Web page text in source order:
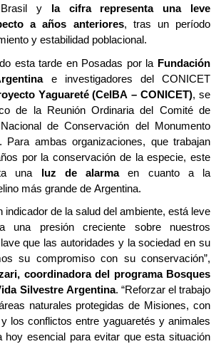
y la cifra representa una leve
a años anteriores, tras un período
y estabilidad poblacional.
esta tarde en Posadas por la Fundación
e investigadores del CONICET
Yaguareté (CeIBA – CONICET), se
de la
Reunión Ordinaria del Comité de
de Conservación del Monumento
Para ambas organizaciones, que trabajan
por la conservación de la especie, este
una
luz de alarmaen cuanto a la
más grande de Argentina.
indicador de la salud del ambiente, está leve
una presión creciente sobre nuestros
que las autoridades y la sociedad en su
su compromiso con su conservación”,
, coordinadora del programa Bosques
Silvestre Argentina. “Reforzar el trabajo
naturales protegidas de Misiones, con
los conflictos entre yaguaretés y animales
hoy esencial para evitar que esta situación